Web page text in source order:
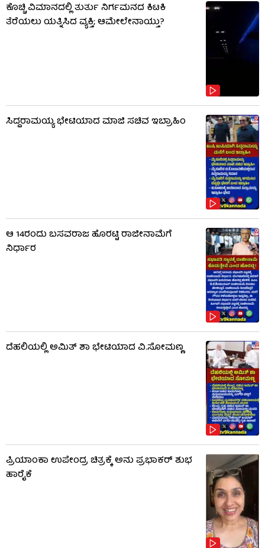
ಕೊಚ್ಚಿ ವಿಮಾನದಲ್ಲಿ ತುರ್ತು ನಿರ್ಗಮನದ ಕಿಟಕಿ
ತೆರೆಯಲು ಯತ್ನಿಸಿದ ವ್ಯಕ್ತಿ; ಆಮೇಲೇನಾಯ್ತು?
ಸಿದ್ದರಾಮಯ್ಯ ಭೇಟಿಯಾದ ಮಾಜಿ ಸಚಿವ ಇಬ್ರಾಹಿಂ
ಆ 14ರಂದು ಬಸವರಾಜ ಹೊರಟ್ಟಿ ರಾಜೀನಾಮೆಗೆ
ನಿರ್ಧಾರ
ದೆಹಲಿಯಲ್ಲಿ ಅಮಿತ್ ಶಾ ಭೇಟಿಯಾದ ವಿ.ಸೋಮಣ್ಣ
ಪ್ರಿಯಾಂಕಾ ಉಪೇಂದ್ರ ಚಿತ್ರಕ್ಕೆ ಅನು ಪ್ರಭಾಕರ್ ಶುಭ
ಹಾರೈಕೆ